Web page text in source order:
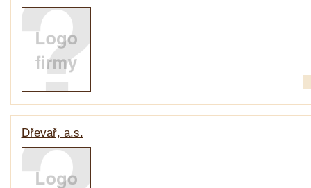
Dřevař, a.s.